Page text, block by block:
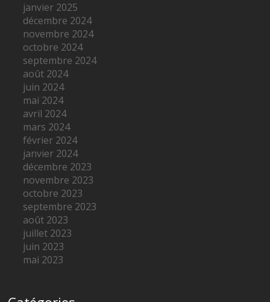
janvier 2025
décembre 2024
novembre 2024
octobre 2024
septembre 2024
août 2024
juin 2024
mai 2024
avril 2024
mars 2024
février 2024
janvier 2024
décembre 2023
novembre 2023
octobre 2023
septembre 2023
août 2023
juillet 2023
juin 2023
mai 2023